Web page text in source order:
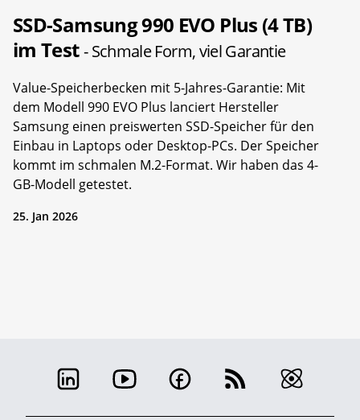
SSD-Samsung 990 EVO Plus (4 TB)
im Test- Schmale Form, viel Garantie
Value-Speicherbecken mit 5-Jahres-Garantie: Mit
dem Modell 990 EVO Plus lanciert Hersteller
Samsung einen preiswerten SSD-Speicher für den
Einbau in Laptops oder Desktop-PCs. Der Speicher
kommt im schmalen M.2-Format. Wir haben das 4-
GB-Modell getestet.
25. Jan 2026